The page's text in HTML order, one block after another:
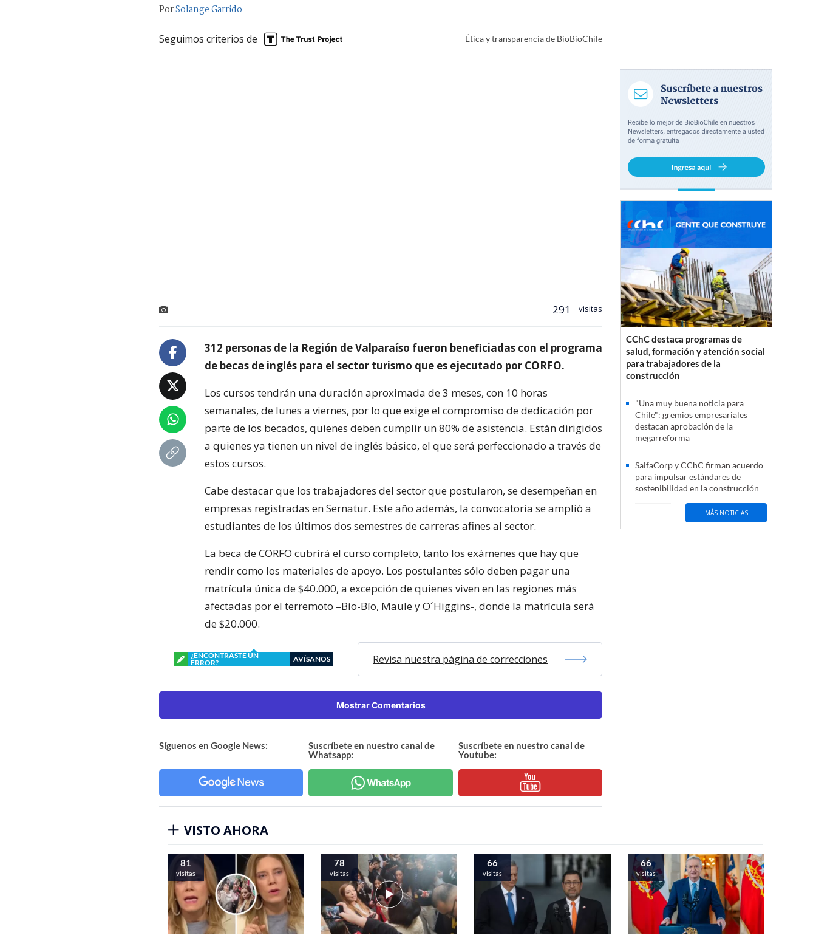
PorSolange Garrido
Seguimos criterios de Ética y transparencia de BioBioChile
291 visitas
312 personas de la Región de Valparaíso fueron beneficiadas con el programa
de becas de inglés para el sector turismo que es ejecutado por CORFO.
Los cursos tendrán una duración aproximada de 3 meses, con 10 horas
semanales, de lunes a viernes, por lo que exige el compromiso de dedicación por
parte de los becados, quienes deben cumplir un 80% de asistencia. Están dirigidos
a quienes ya tienen un nivel de inglés básico, el que será perfeccionado a través de
estos cursos.
Cabe destacar que los trabajadores del sector que postularon, se desempeñan en
empresas registradas en Sernatur. Este año además, la convocatoria se amplió a
estudiantes de los últimos dos semestres de carreras afines al sector.
La beca de CORFO cubrirá el curso completo, tanto los exámenes que hay que
rendir como los materiales de apoyo. Los postulantes sólo deben pagar una
matrícula única de $40.000, a excepción de quienes viven en las regiones más
afectadas por el terremoto –Bío-Bío, Maule y O´Higgins-, donde la matrícula será
de $20.000.
¿ENCONTRASTE UN
ERROR?
AVÍSANOS Revisa nuestra página de correcciones
Mostrar Comentarios
Síguenos en Google News:
Suscríbete en nuestro canal de
Whatsapp:
Suscríbete en nuestro canal de
Youtube:
CChC destaca programas de
salud, formación y atención social
para trabajadores de la
construcción
"Una muy buena noticia para
Chile": gremios empresariales
destacan aprobación de la
megarreforma
SalfaCorp y CChC firman acuerdo
para impulsar estándares de
sostenibilidad en la construcción
MÁS NOTICIAS
VISTO AHORA
81
visitas
78
visitas
66
visitas
66
visitas